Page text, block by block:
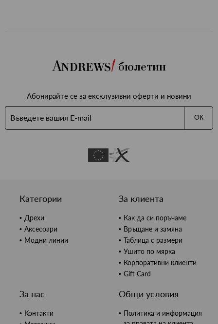
бюлетин
Абонирайте се за ексклузивни оферти и новини
ОК
Категории
Дрехи
Аксесоари
Модни линии
За клиента
Как да си поръчаме
Връщане и замяна
Таблица с размери
Ушито по мярка
Корпоративни клиенти
Gift Card
За нас
Контакти
Общи условия
Политика и информация